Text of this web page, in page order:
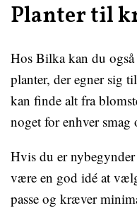
Planter til
Hos Bilka kan du
planter, der egner sig
kan finde alt fra
noget for enhver smag
Hvis du er
være en god idé at
passe og kræver